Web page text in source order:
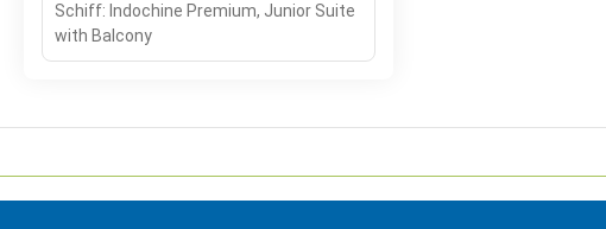
Schiff: Indochine Premium, Junior Suite
with Balcony